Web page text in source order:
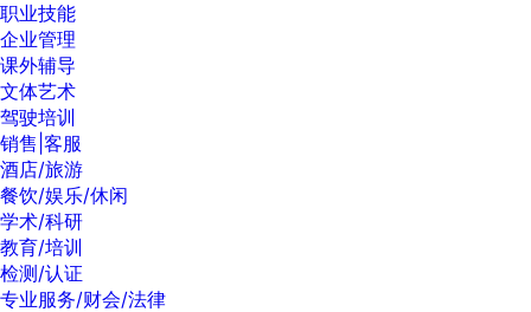
职业技能
企业管理
课外辅导
文体艺术
驾驶培训
销售|客服
酒店/旅游
餐饮/娱乐/休闲
学术/科研
教育/培训
检测/认证
专业服务/财会/法律